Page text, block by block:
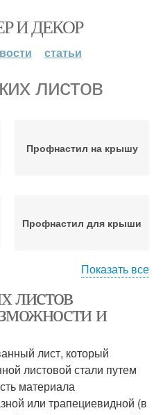
И ДЕКОР
статьи
листов
Профнастил на крышу
Профнастил для крыши
Показать все
листов
и
лист, который
листовой стали путем
материала
или трапециевидной (в